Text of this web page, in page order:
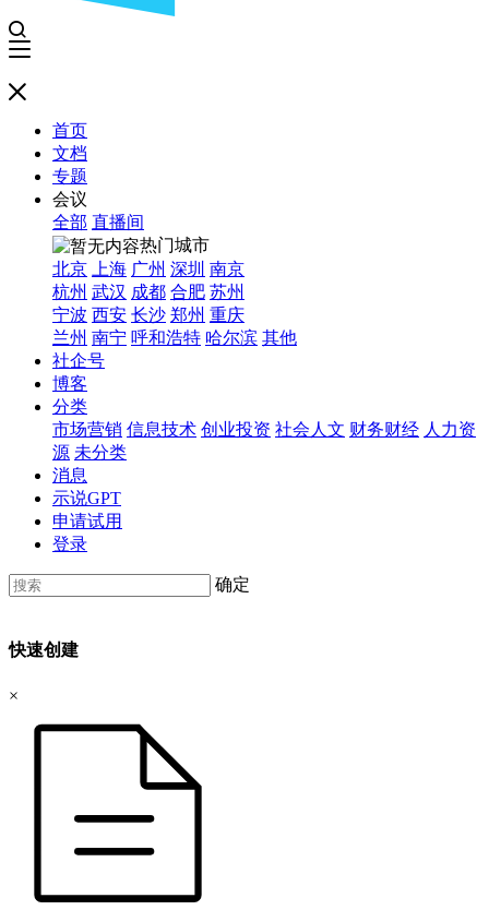
首页
文档
专题
会议
全部 直播间
热门城市
北京
上海 广州 深圳 南京
杭州 武汉 成都 合肥 苏州
宁波 西安 长沙 郑州 重庆
兰州 南宁 呼和浩特 哈尔滨 其他
社企号
博客
分类
市场营销 信息技术 创业投资 社会人文 财务财经 人力资
源 未分类
消息
示说GPT
申请试用
登录
确定
快速创建
×